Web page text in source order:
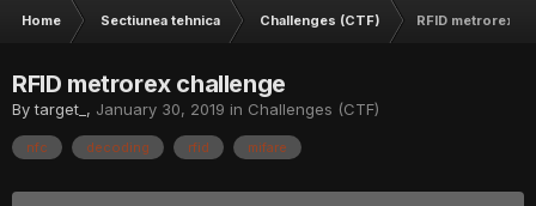
Home Sectiunea tehnica Challenges (CTF) RFID metrorex
RFID metrorex challenge
Bytarget_ , January 30, 2019 in Challenges (CTF)
nfc decoding rfid mifare